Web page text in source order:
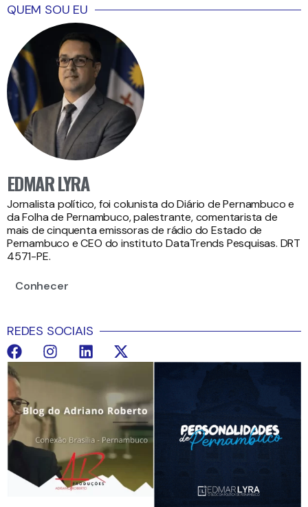
QUEM SOU EU
EDMAR LYRA
Jornalista político, foi colunista do Diário de Pernambuco e
da Folha de Pernambuco, palestrante, comentarista de
mais de cinquenta emissoras de rádio do Estado de
Pernambuco e CEO do instituto DataTrends Pesquisas. DRT
4571-PE.
Conhecer
REDES SOCIAIS